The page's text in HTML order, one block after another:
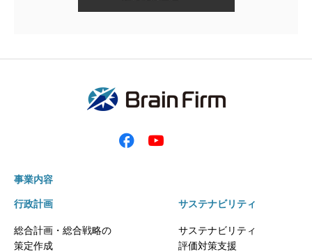
事業内容
行政計画
総合計画・総合戦略の
策定作成
サステナビリティ
サステナビリティ
評価対策支援